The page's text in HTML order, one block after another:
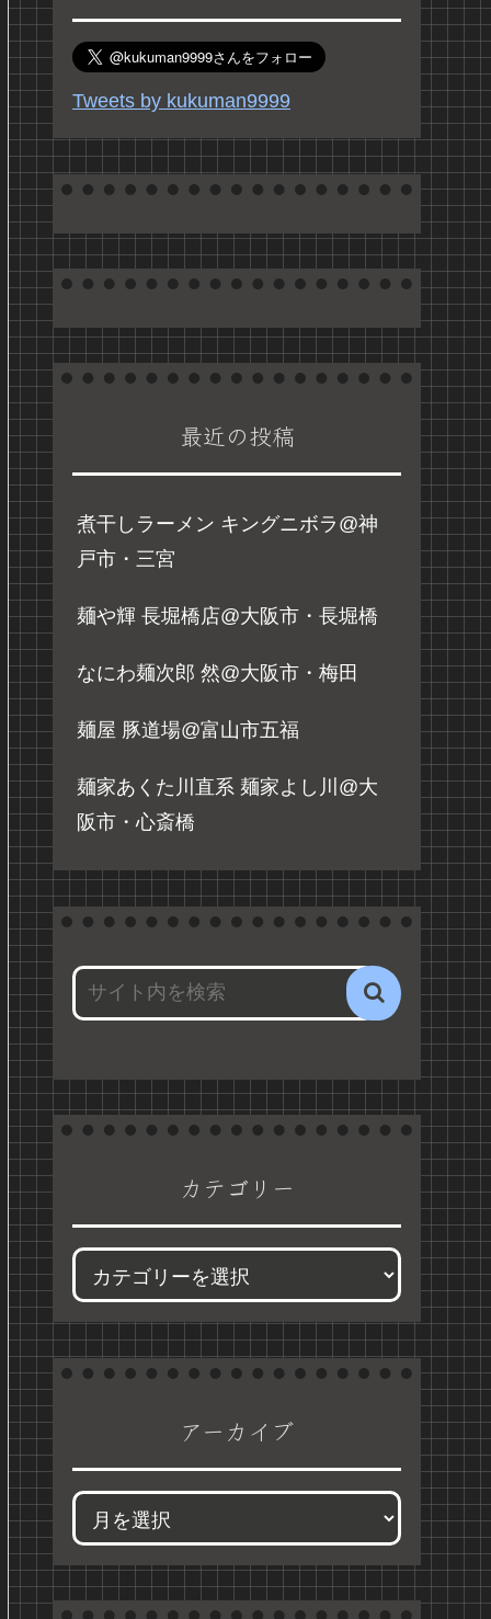
Tweets by kukuman9999
最近の投稿
煮干しラーメン キングニボラ@神
戸市・三宮
麺や輝 長堀橋店@大阪市・長堀橋
なにわ麺次郎 然@大阪市・梅田
麺屋 豚道場@富山市五福
麺家あくた川直系 麺家よし川@大
阪市・心斎橋
カテゴリー
アーカイブ